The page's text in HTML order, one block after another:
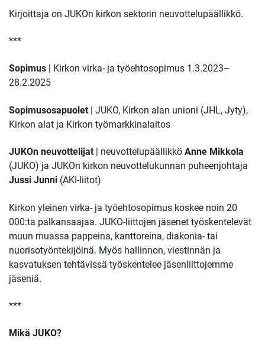
Kirjoittaja on JUKOn kirkon sektorin neuvottelupäällikkö.
***
Sopimus |
Kirkon virka- ja työehtosopimus 1.3.2023–
28.2.2025
Sopimusosapuolet | JUKO, Kirkon alan unioni (JHL, Jyty),
Kirkon alat ja Kirkon työmarkkinalaitos
JUKOn neuvottelijat | neuvottelupäällikkö Anne Mikkola
(JUKO) ja JUKOn kirkon neuvottelukunnan puheenjohtaja
Jussi Junni (AKI-liitot)
Kirkon yleinen virka- ja työehtosopimus koskee noin 20
000:ta palkansaajaa. JUKO-liittojen jäsenet työskentelevät
muun muassa pappeina, kanttoreina, diakonia- tai
nuorisotyöntekijöinä. Myös hallinnon, viestinnän ja
kasvatuksen tehtävissä työskentelee jäsenliittojemme
jäseniä.
***
Mikä JUKO?